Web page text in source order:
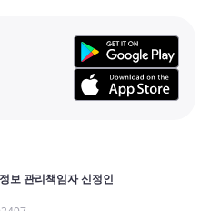
보 관리책임자 신정인